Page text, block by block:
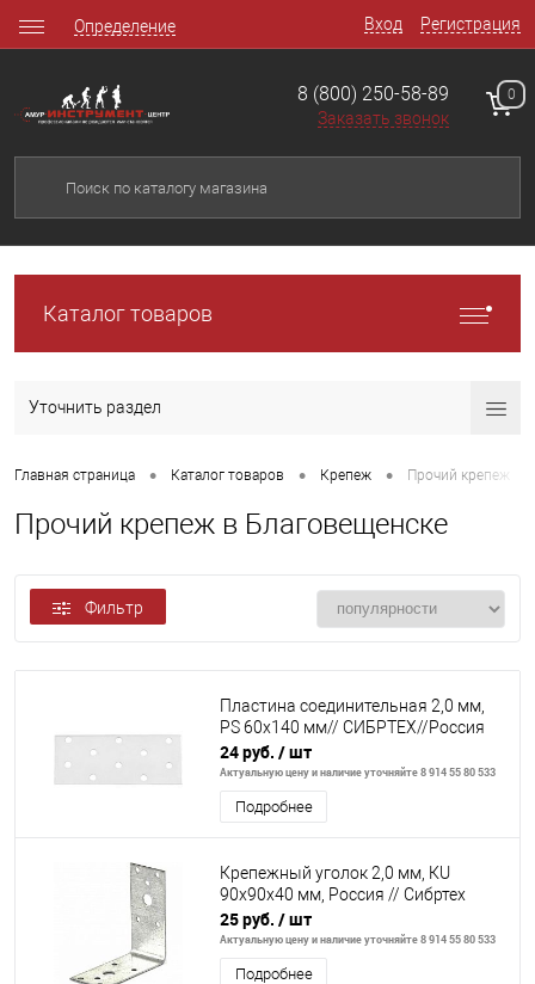
Вход Регистрация
Определение
8 (800) 250-58-89
Заказать звонок
0
Каталог товаров
Уточнить раздел
Главная страница • Каталог товаров • Крепеж • Прочий крепеж
Прочий крепеж в Благовещенске
Фильтр
Пластина соединительная 2,0 мм,
PS 60x140 мм// СИБРТЕХ//Россия
24 руб. / шт
Актуальную цену и наличие уточняйте 8 914 55 80 533
Подробнее
Крепежный уголок 2,0 мм, КU
90x90x40 мм, Россия // Сибртех
25 руб. / шт
Актуальную цену и наличие уточняйте 8 914 55 80 533
Подробнее